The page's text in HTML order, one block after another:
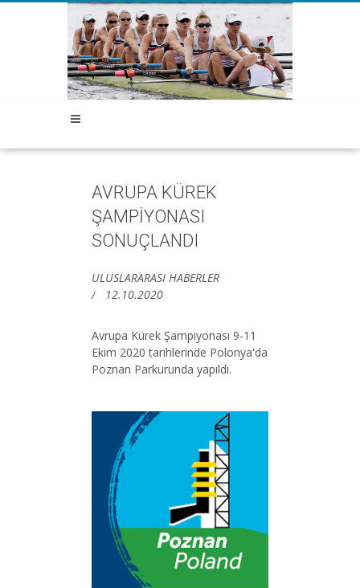
AVRUPA KÜREK
ŞAMPİYONASI
SONUÇLANDI
ULUSLARARASI HABERLER
12.10.2020
Avrupa Kürek Şampiyonası 9-11
Ekim 2020 tarihlerinde Polonya'da
Poznan Parkurunda yapıldı.